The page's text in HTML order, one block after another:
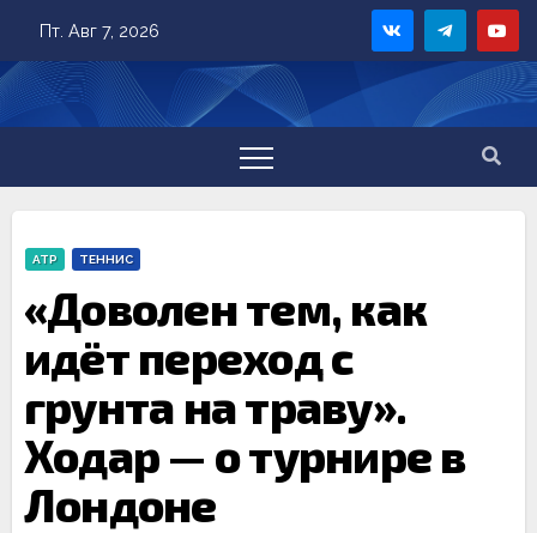
content
Пт. Авг 7, 2026
ATP ТЕННИС
«Доволен тем, как
идёт переход с
грунта на траву».
Ходар — о турнире в
Лондоне